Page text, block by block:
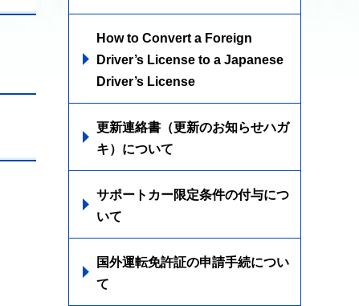
How to Convert a Foreign
Driver’s License to a Japanese
Driver’s License
更新連絡書（更新のお知らせハガ
キ）について
サポートカー限定条件の付与につ
いて
国外運転免許証の申請手続につい
て